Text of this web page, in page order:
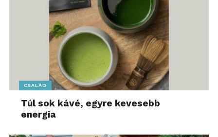
CSALÁD
Túl sok kávé, egyre kevesebb
energia